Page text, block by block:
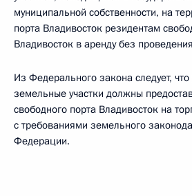
муниципальной собственности, на
порта Владивосток резидентам
Владивосток в аренду без
Из Федерального закона следует,
земельные участки должны
свободного порта Владивосток на
с требованиями земельного
Федерации.